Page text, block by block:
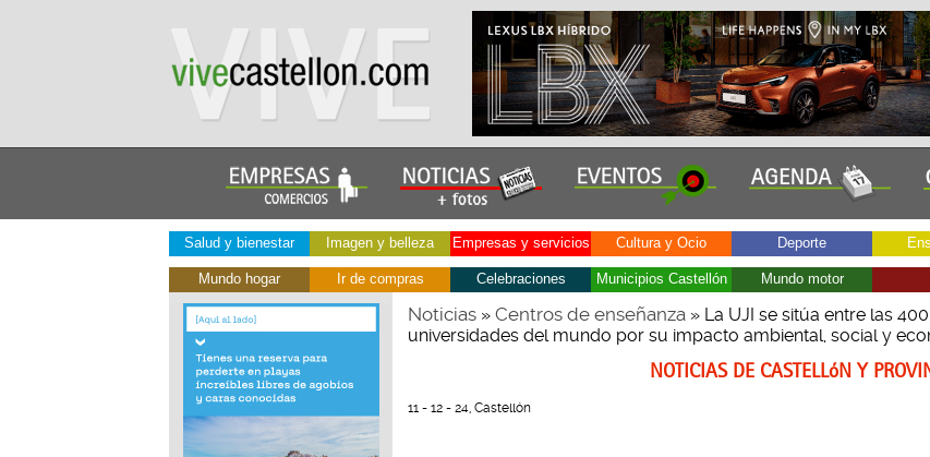
Salud y bienestar Imagen y belleza Empresas y servicios Cultura y Ocio Deporte
Mundo hogar Ir de compras Celebraciones Municipios Castellón Mundo motor
Noticias» Centros de enseñanza» La UJI se sitúa entre las
universidades del mundo por su impacto ambiental, social y
NOTICIAS DE CASTELLóN Y
11 - 12 - 24, Castellón